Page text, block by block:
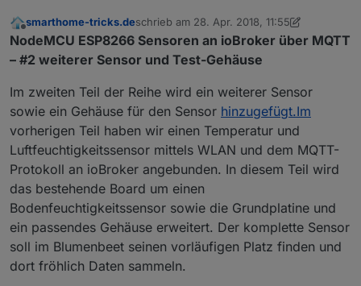
Offline
smarthome-tricks.deschrieb am 28. Apr. 2018, 11:55
zuletzt editiert von Jey Cee
NodeMCU ESP8266 Sensoren an ioBroker über MQTT
– #2 weiterer Sensor und Test-Gehäuse
Im zweiten Teil der Reihe wird ein weiterer Sensor
sowie ein Gehäuse für den Sensor hinzugefügt.Im
vorherigen Teil haben wir einen Temperatur und
Luftfeuchtigkeitssensor mittels WLAN und dem MQTT-
Protokoll an ioBroker angebunden. In diesem Teil wird
das bestehende Board um einen
Bodenfeuchtigkeitssensor sowie die Grundplatine und
ein passendes Gehäuse erweitert. Der komplette Sensor
soll im Blumenbeet seinen vorläufigen Platz finden und
dort fröhlich Daten sammeln.